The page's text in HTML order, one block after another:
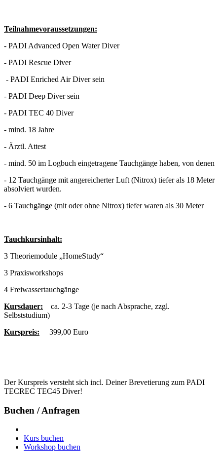
Teilnahmevoraussetzungen:
- PADI Advanced Open Water Diver
- PADI Rescue Diver
- PADI Enriched Air Diver sein
- PADI Deep Diver sein
- PADI TEC 40 Diver
- mind. 18 Jahre
- Ärztl. Attest
- mind. 50 im Logbuch eingetragene Tauchgänge haben, von denen
- 12 Tauchgänge mit angereicherter Luft (Nitrox) tiefer als 18 Meter
absolviert wurden.
- 6 Tauchgänge (mit oder ohne Nitrox) tiefer waren als 30 Meter
Tauchkursinhalt:
3 Theoriemodule „HomeStudy“
3 Praxisworkshops
4 Freiwassertauchgänge
Kursdauer: ca. 2-3 Tage (je nach Absprache, zzgl.
Selbststudium)
Kurspreis: 399,00 Euro
Der Kurspreis versteht sich incl. Deiner Brevetierung zum PADI
TECREC TEC45 Diver!
Buchen / Anfragen
Kurs buchen
Workshop buchen